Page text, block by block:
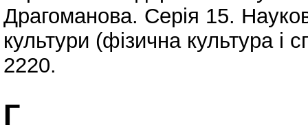
Драгоманова. Серія 15.
культури (фізична культура
2220.
Г